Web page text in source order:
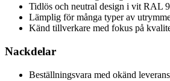
Tidlös och neutral design i vit RAL
Lämplig för många typer av
Känd tillverkare med fokus på
Nackdelar
Beställningsvara med okänd